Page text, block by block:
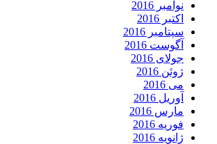
نوامبر 2016
اکتبر 2016
سپتامبر 2016
آگوست 2016
جولای 2016
ژوئن 2016
می 2016
آوریل 2016
مارس 2016
فوریه 2016
ژانویه 2016